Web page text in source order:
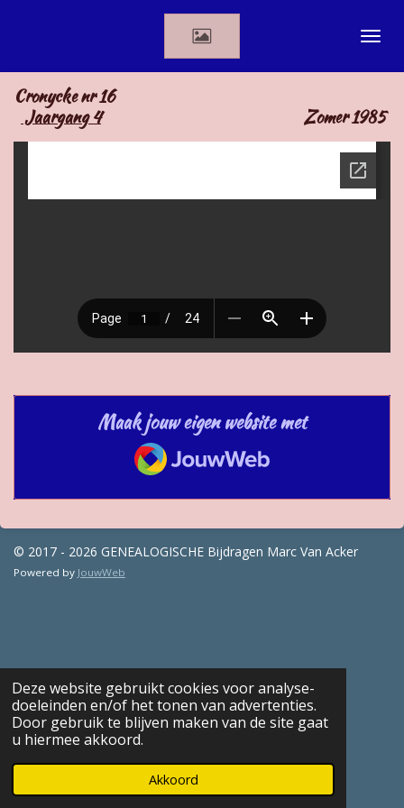
Deze website gebruikt cookies voor analyse-
doeleinden en/of het tonen van advertenties.
Door gebruik te blijven maken van de site gaat
u hiermee akkoord.
Akkoord
de
hoofdinhoud
Cronycke nr 16
Jaargang 4Zomer 1985
Maak jouw eigen website met
JouwWeb
© 2017 - 2026 GENEALOGISCHE Bijdragen Marc Van Acker
Powered by JouwWeb